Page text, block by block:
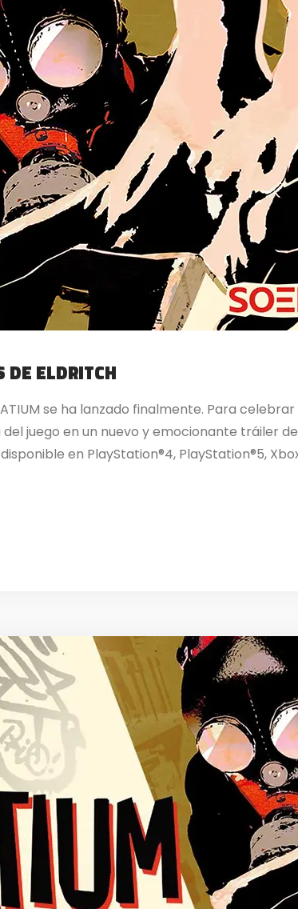
DE ELDRITCH
se ha lanzado finalmente. Para
juego en un nuevo y emocionante tráiler
en PlayStation®4, PlayStation®5,